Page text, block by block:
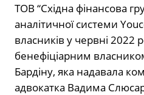
ТОВ “Східна фінансова
аналітичної системи
власників у червні 2022
бенефіціарним
Бардіну, яка надавала
адвокатка Вадима